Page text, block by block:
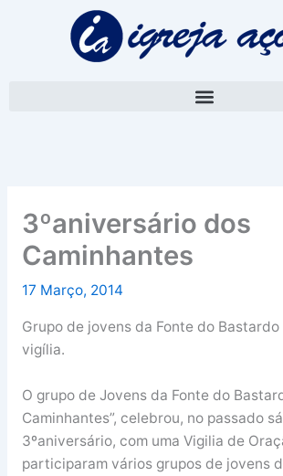
3ºaniversário dos
Caminhantes
17 Março, 2014
Grupo de jovens da Fonte do Bastardo
vigília.
O grupo de Jovens da Fonte do
Caminhantes”, celebrou, no passado
3ºaniversário, com uma Vigilia de
participaram vários grupos de jovens